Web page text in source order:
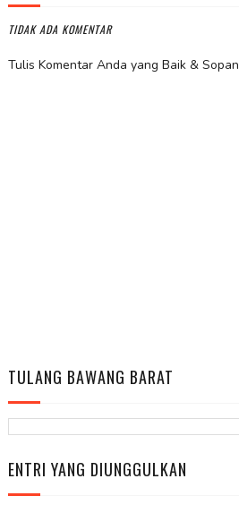
TIDAK ADA KOMENTAR
Tulis Komentar Anda yang Baik & Sopan
TULANG BAWANG BARAT
ENTRI YANG DIUNGGULKAN